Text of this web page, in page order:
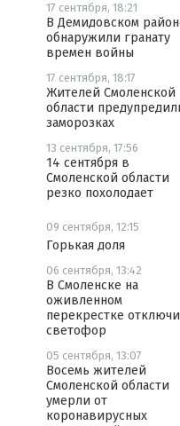
17 сентября, 18:21
В Демидовском
обнаружили гранату
времен войны
17 сентября, 18:17
Жителей Смоленской
области
заморозках
13 сентября, 17:56
14 сентября в
Смоленской области
резко похолодает
09 сентября, 12:15
Горькая доля
06 сентября, 13:42
В Смоленске на
оживленном
перекрестке
светофор
05 сентября, 13:07
Восемь жителей
Смоленской области
умерли от
коронавирусных